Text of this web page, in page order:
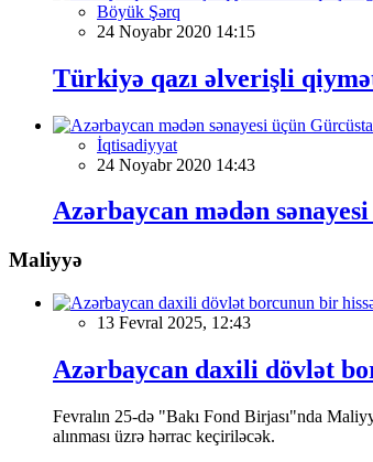
Böyük Şərq
24 Noyabr 2020 14:15
Türkiyə qazı əlverişli
İqtisadiyyat
24 Noyabr 2020 14:43
Azərbaycan mədən
Maliyyə
13 Fevral 2025, 12:43
Azərbaycan daxili dövlət
Fevralın 25-də "Bakı Fond Birjası"nda
alınması üzrə hərrac keçiriləcək.